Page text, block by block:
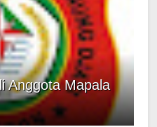
Anggota Mapala